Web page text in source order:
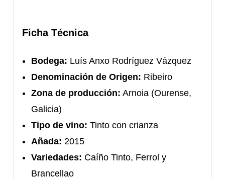
Ficha Técnica
Bodega: Luís Anxo Rodríguez Vázquez
Denominación de Origen: Ribeiro
Zona de producción: Arnoia (Ourense,
Galicia)
Tipo de vino: Tinto con crianza
Añada: 2015
Variedades: Caíño Tinto, Ferrol y
Brancellao